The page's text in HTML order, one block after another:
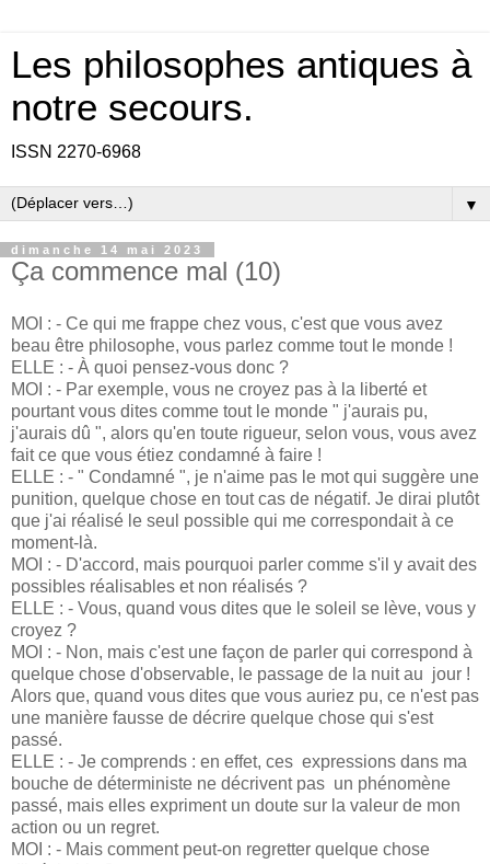
Les philosophes antiques à
notre secours.
ISSN 2270-6968
▼
dimanche 14 mai 2023
Ça commence mal (10)
MOI : - Ce qui me frappe chez vous, c'est que vous avez
beau être philosophe, vous parlez comme tout le monde !
ELLE : - À quoi pensez-vous donc ?
MOI : - Par exemple, vous ne croyez pas à la liberté et
pourtant vous dites comme tout le monde " j'aurais pu,
j'aurais dû ", alors qu'en toute rigueur, selon vous, vous avez
fait ce que vous étiez condamné à faire !
ELLE : - " Condamné ", je n'aime pas le mot qui suggère une
punition, quelque chose en tout cas de négatif. Je dirai plutôt
que j'ai réalisé le seul possible qui me correspondait à ce
moment-là.
MOI : - D'accord, mais pourquoi parler comme s'il y avait des
possibles réalisables et non réalisés ?
ELLE : - Vous, quand vous dites que le soleil se lève, vous y
croyez ?
MOI : - Non, mais c'est une façon de parler qui correspond à
quelque chose d'observable, le passage de la nuit au jour !
Alors que, quand vous dites que vous auriez pu, ce n'est pas
une manière fausse de décrire quelque chose qui s'est
passé.
ELLE : - Je comprends : en effet, ces expressions dans ma
bouche de déterministe ne décrivent pas un phénomène
passé, mais elles expriment un doute sur la valeur de mon
action ou un regret.
MOI : - Mais comment peut-on regretter quelque chose